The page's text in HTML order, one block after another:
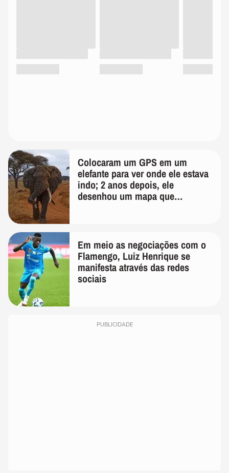
Colocaram um GPS em um
elefante para ver onde ele estava
indo; 2 anos depois, ele
desenhou um mapa que
Em meio as negociações com o
Flamengo, Luiz Henrique se
manifesta através das redes
sociais
PUBLICIDADE